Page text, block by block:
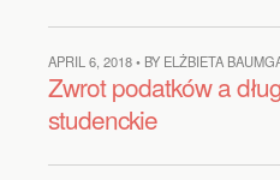
APRIL 6, 2018 • BY ELŻBIETA
Zwrot podatków a
studenckie